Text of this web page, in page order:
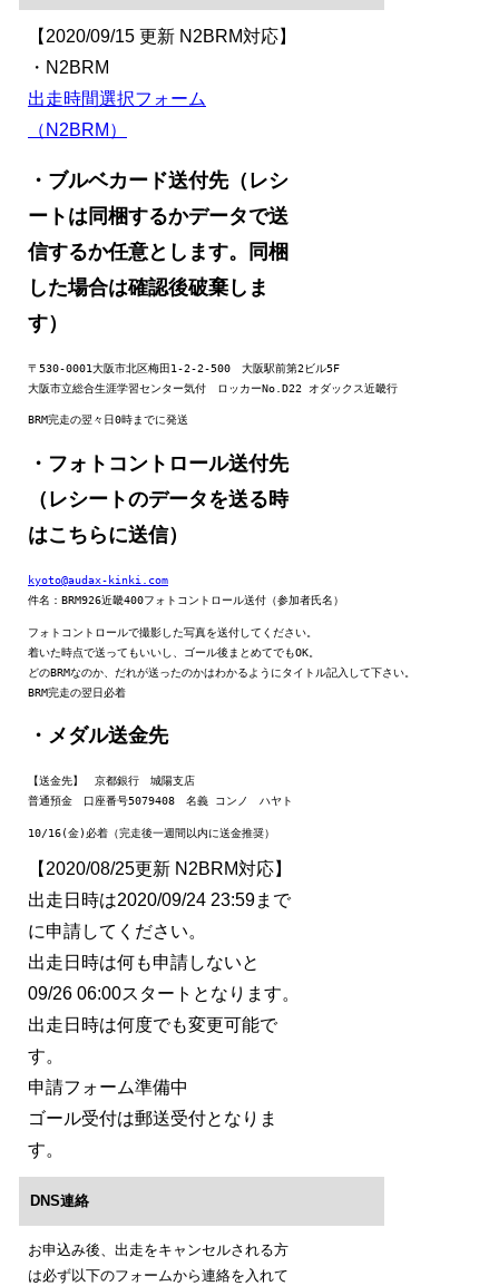
【2020/09/15 更新 N2BRM対応】
・N2BRM
出走時間選択フォーム
（N2BRM）
・ブルベカード送付先（レシ
ートは同梱するかデータで送
信するか任意とします。同梱
した場合は確認後破棄しま
す）
〒530-0001大阪市北区梅田1-2-2-500　大阪駅前第2ビル5F
大阪市立総合生涯学習センター気付　ロッカーNo.D22 オダックス近畿行
BRM完走の翌々日0時までに発送
・フォトコントロール送付先
（レシートのデータを送る時
はこちらに送信）
kyoto@audax-kinki.com
件名：BRM926近畿400フォトコントロール送付（参加者氏名）
フォトコントロールで撮影した写真を送付してください。
着いた時点で送ってもいいし、ゴール後まとめてでもOK。
どのBRMなのか、だれが送ったのかはわかるようにタイトル記入して下さい。
BRM完走の翌日必着
・メダル送金先
【送金先】 京都銀行 城陽支店
普通預金　口座番号5079408　名義 コンノ　ハヤト
10/16(金)必着（完走後一週間以内に送金推奨）
【2020/08/25更新 N2BRM対応】
出走日時は2020/09/24 23:59まで
に申請してください。
出走日時は何も申請しないと
09/26 06:00スタートとなります。
出走日時は何度でも変更可能で
す。
申請フォーム準備中
ゴール受付は郵送受付となりま
す。
DNS連絡
お申込み後、出走をキャンセルされる方
は必ず以下のフォームから連絡を入れて